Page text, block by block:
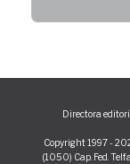
Directora
Copyright 1997 -
(1050) Cap. Fed.